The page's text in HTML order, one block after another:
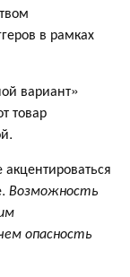
в рамках
вариант»
товар
Возможность
опасность